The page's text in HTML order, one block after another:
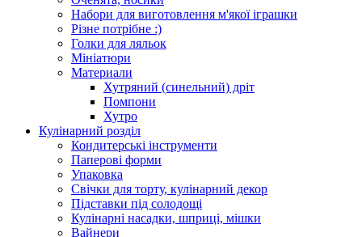
Набори для виготовлення м'якої іграшки
Різне потрібне :)
Голки для ляльок
Мініатюри
Материали
Хутряний (синельний) дріт
Помпони
Хутро
Кулінарний розділ
Кондитерські інструменти
Паперові форми
Упаковка
Свічки для торту, кулінарний декор
Підставки під солодощі
Кулінарні насадки, шприці, мішки
Вайнери